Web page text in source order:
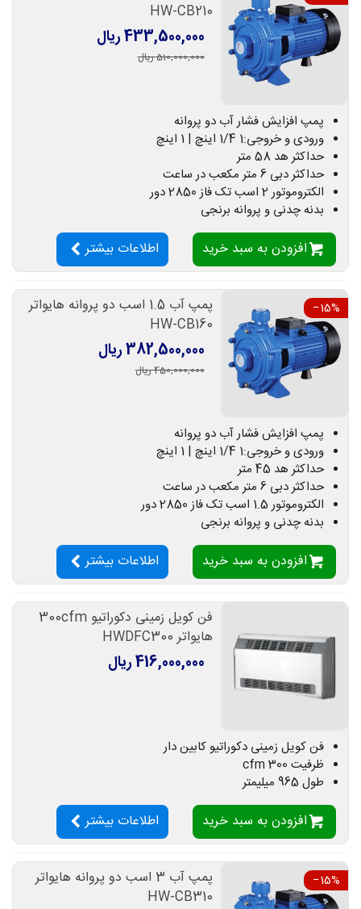
HW-CB210
433,500,000 ریال
510,000,000 ریال
پمپ افزایش فشار آب دو پروانه
ورودی و خروجی:1 1/4 اینچ | 1 اینچ
حداکثر هد 58 متر
حداکثر دبی 6 متر مکعب در ساعت
الکتروموتور 2 اسب تک فاز 2850 دور
بدنه چدنی و پروانه برنجی
افزودن به سبد خرید اطلاعات بیشتر
‎−15%
پمپ آب 1.5 اسب دو پروانه هایواتر
HW-CB160
382,500,000 ریال
450,000,000 ریال
پمپ افزایش فشار آب دو پروانه
ورودی و خروجی:1 1/4 اینچ | 1 اینچ
حداکثر هد 45 متر
حداکثر دبی 6 متر مکعب در ساعت
الکتروموتور 1.5 اسب تک فاز 2850 دور
بدنه چدنی و پروانه برنجی
افزودن به سبد خرید اطلاعات بیشتر
فن کویل زمینی دکوراتیو 300cfm
هایواتر HWDFC300
416,000,000 ریال
فن کویل زمینی دکوراتیو کابین دار
ظرفیت 300 cfm
طول 965 میلیمتر
افزودن به سبد خرید اطلاعات بیشتر
‎−15%
پمپ آب 3 اسب دو پروانه هایواتر
HW-CB310